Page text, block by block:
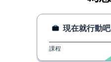
現在就行動吧
課程